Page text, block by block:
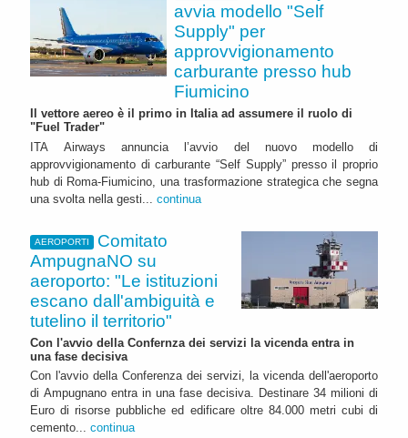
avvia modello "Self
Supply" per
approvvigionamento
carburante presso hub
Fiumicino
Il vettore aereo è il primo in Italia ad assumere il ruolo di
"Fuel Trader"
ITA Airways annuncia l’avvio del nuovo modello di
approvvigionamento di carburante “Self Supply” presso il proprio
hub di Roma-Fiumicino, una trasformazione strategica che segna
una svolta nella gesti... continua
AEROPORTI
Comitato
AmpugnaNO su
aeroporto: "Le istituzioni
escano dall'ambiguità e
tutelino il territorio"
Con l'avvio della Confernza dei servizi la vicenda entra in
una fase decisiva
Con l'avvio della Conferenza dei servizi, la vicenda dell'aeroporto
di Ampugnano entra in una fase decisiva. Destinare 34 milioni di
Euro di risorse pubbliche ed edificare oltre 84.000 metri cubi di
cemento... continua